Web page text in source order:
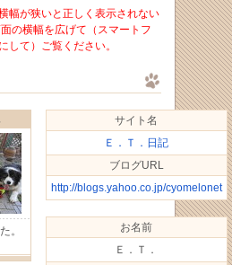
幅が狭いと正しく表示されない
の横幅を広げて（スマートフ
して）ご覧ください。
。
サイト名
Ｅ．Ｔ．日記
ブログURL
http://blogs.yahoo.co.jp/cyomelonet
お名前
Ｅ．Ｔ．